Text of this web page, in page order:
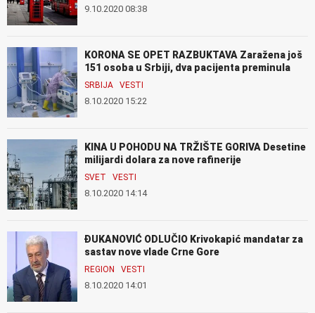
9.10.2020 08:38
KORONA SE OPET RAZBUKTAVA Zaražena još
151 osoba u Srbiji, dva pacijenta preminula
SRBIJA VESTI
8.10.2020 15:22
KINA U POHODU NA TRŽIŠTE GORIVA Desetine
milijardi dolara za nove rafinerije
SVET VESTI
8.10.2020 14:14
ĐUKANOVIĆ ODLUČIO Krivokapić mandatar za
sastav nove vlade Crne Gore
REGION VESTI
8.10.2020 14:01